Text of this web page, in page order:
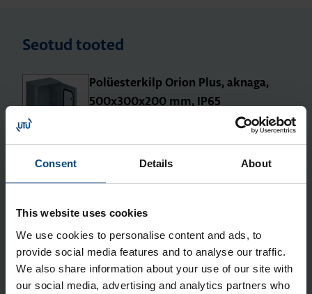
Consent Details About
This website uses cookies
We use cookies to personalise content and ads, to
provide social media features and to analyse our traffic.
We also share information about your use of our site with
our social media, advertising and analytics partners who
Seotud tooted
Polües­ter­kilp Orion Plus, aknaga,
500x300x200 mm, IP65
500x300x160 mm, metall, IP65
Jao­tus­kilp Orion Plus, aknaga,
500x300x200 mm, metall, IP65
Tootekood: FL160A
Jao­tus­kilp Orion Plus, 500x300x200